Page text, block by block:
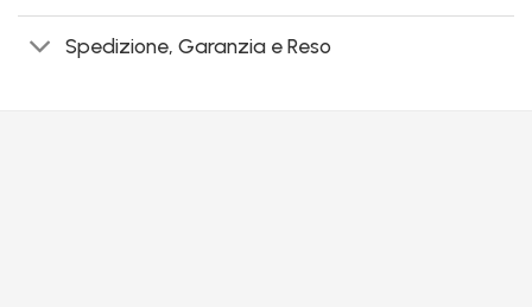
Spedizione, Garanzia e Reso